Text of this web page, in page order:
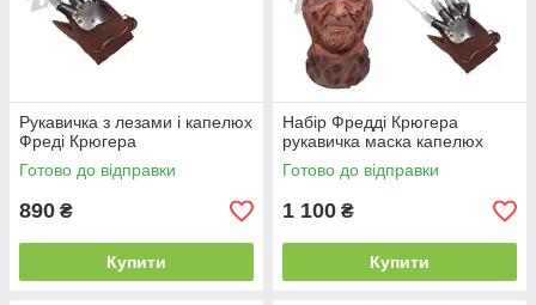
Рукавичка з лезами і капелюх
Фреді Крюгера
Готово до відправки
890 ₴
Купити
Набір Фредді Крюгера
рукавичка маска капелюх
Готово до відправки
1 100 ₴
Купити